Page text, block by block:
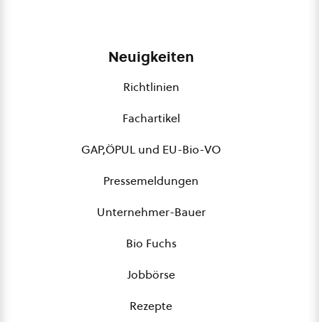
Neuigkeiten
Richtlinien
Fachartikel
GAP,ÖPUL und EU-Bio-VO
Pressemeldungen
Unternehmer-Bauer
Bio Fuchs
Jobbörse
Rezepte